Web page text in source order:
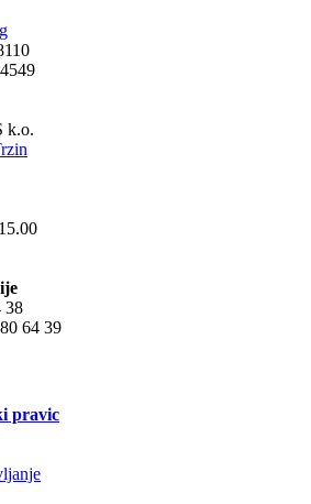
k.o.
38
64 39
pravic